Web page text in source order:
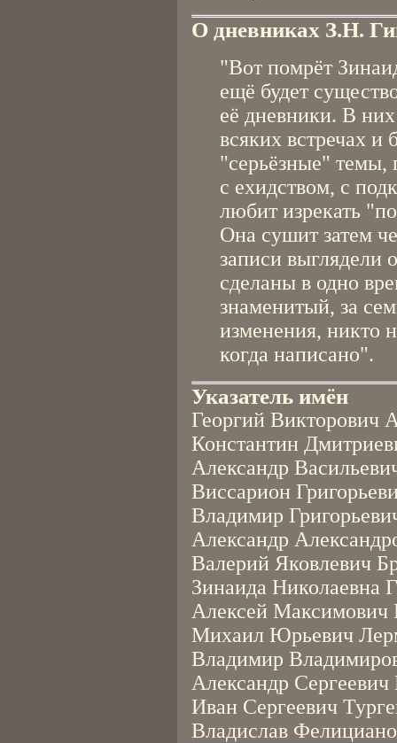
О дневниках З.Н.
"Вот помрёт
ещё будет
её дневники. В
всяких встречах и
"серьёзные" темы,
с ехидством, с
любит изрекать
Она сушит затем
записи выглядели
сделаны в одно
знаменитый, за
изменения, никто
когда написано".
Указатель имён
Георгий Викторович
Константин
Александр
Виссарион
Владимир
Александр
Валерий Яковлевич
Зинаида Николаевна
Алексей Максимович
Михаил Юрьевич
Владимир
Александр
Иван Сергеевич
Владислав